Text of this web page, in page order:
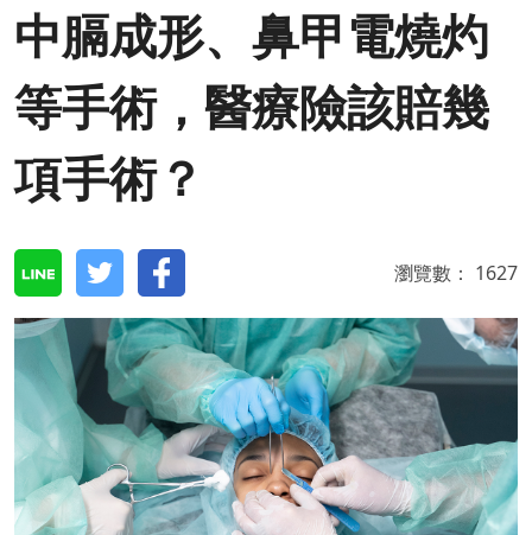
中膈成形、鼻甲電燒灼
等手術，醫療險該賠幾
項手術？
瀏覽數： 1627